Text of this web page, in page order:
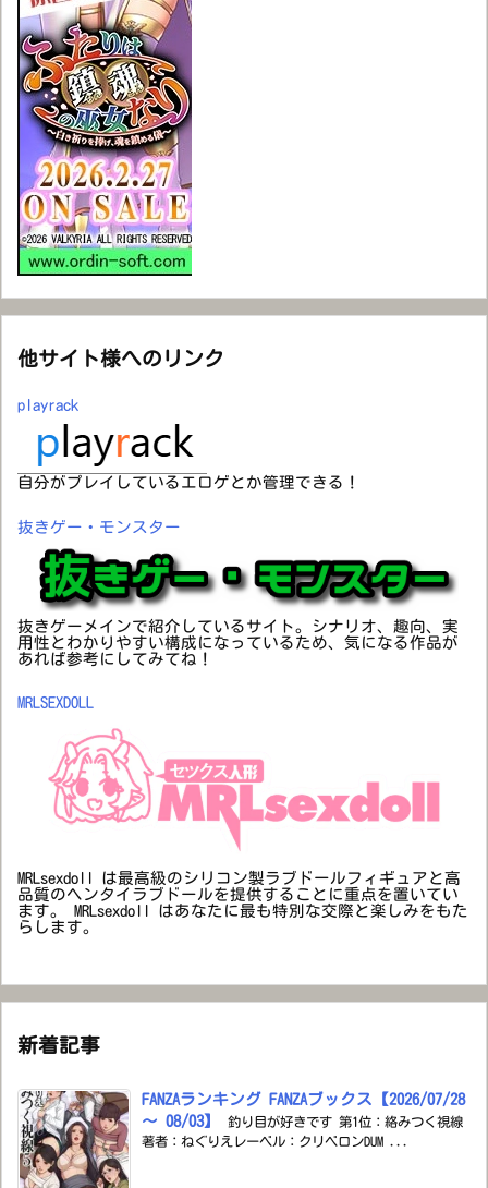
他サイト様へのリンク
playrack
自分がプレイしているエロゲとか管理できる！
抜きゲー・モンスター
抜きゲーメインで紹介しているサイト。シナリオ、趣向、実
用性とわかりやすい構成になっているため、気になる作品が
あれば参考にしてみてね！
MRLSEXDOLL
MRLsexdoll は最高級のシリコン製ラブドールフィギュアと高
品質のヘンタイラブドールを提供することに重点を置いてい
ます。 MRLsexdoll はあなたに最も特別な交際と楽しみをもた
らします。
新着記事
FANZAランキング FANZAブックス【2026/07/28
～ 08/03】
釣り目が好きです 第1位：絡みつく視線
著者：ねぐりえレーベル：クリベロンDUM ...